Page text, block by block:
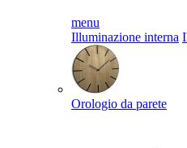
menu
Illuminazione interna
Orologio da parete